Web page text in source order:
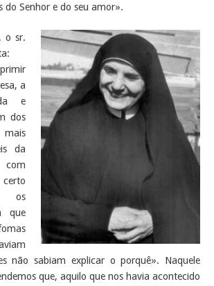
do Senhor e do seu amor».
o sr.
a
e
dos
da
com
os
que
não sabiam explicar o porquê». Naquele
que, aquilo que nos havia acontecido